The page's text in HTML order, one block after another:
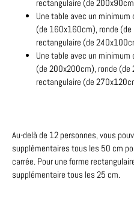
rectangulaire (de
Une table avec un
(de 160x160cm), ronde
rectangulaire (de
Une table avec un minimum
(de 200x200cm), ronde (de
rectangulaire (de
Au-delà de 12 personnes, vous
supplémentaires tous les 50 cm
carrée. Pour une forme
supplémentaire tous les 25 cm.